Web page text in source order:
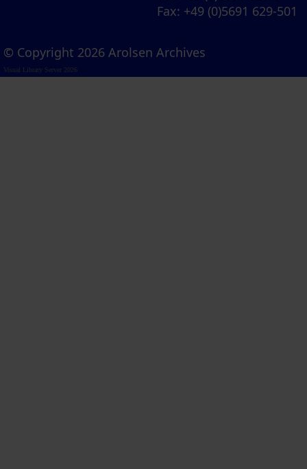
Fax: +49 (0)5691 629-501
© Copyright 2026 Arolsen Archives
Visual Library Server 2026